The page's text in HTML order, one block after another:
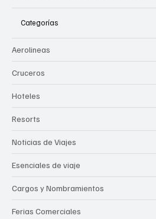
Categorías
Aerolineas
Cruceros
Hoteles
Resorts
Noticias de Viajes
Esenciales de viaje
Cargos y Nombramientos
Ferias Comerciales